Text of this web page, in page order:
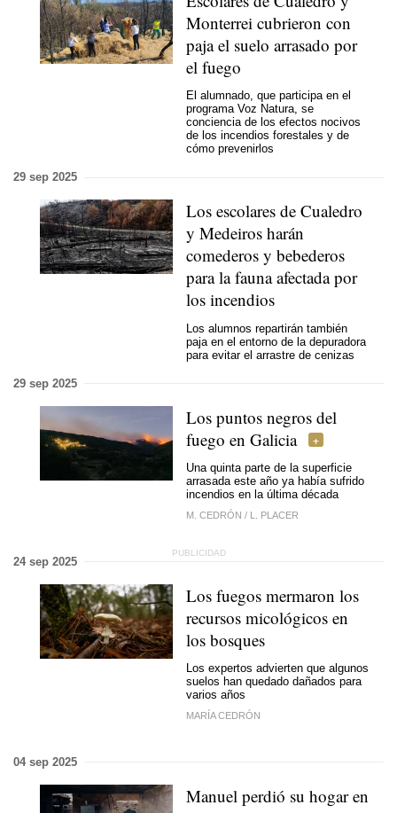
Monterrei cubrieron con
paja el suelo arrasado por
el fuego
El alumnado, que participa en el
programa Voz Natura, se
conciencia de los efectos nocivos
de los incendios forestales y de
cómo prevenirlos
29 sep 2025
Los escolares de Cualedro
y Medeiros harán
comederos y bebederos
para la fauna afectada por
los incendios
Los alumnos repartirán también
paja en el entorno de la depuradora
para evitar el arrastre de cenizas
29 sep 2025
Los puntos negros del
fuego en Galicia
Una quinta parte de la superficie
arrasada este año ya había sufrido
incendios en la última década
M. CEDRÓN / L. PLACER
24 sep 2025
Los fuegos mermaron los
recursos micológicos en
los bosques
Los expertos advierten que algunos
suelos han quedado dañados para
varios años
MARÍA CEDRÓN
04 sep 2025
Manuel perdió su hogar en